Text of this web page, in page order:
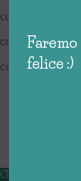
felice :)
CLEMENTONI 13538
CODICE
CONDIZIONI: buone
CHI SIAMO